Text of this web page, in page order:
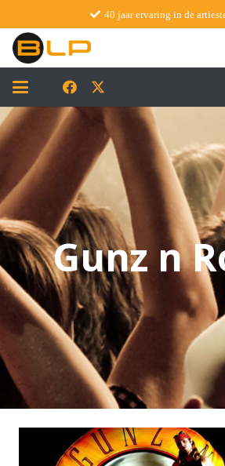
40 jaar ervaring in de
Gunz n